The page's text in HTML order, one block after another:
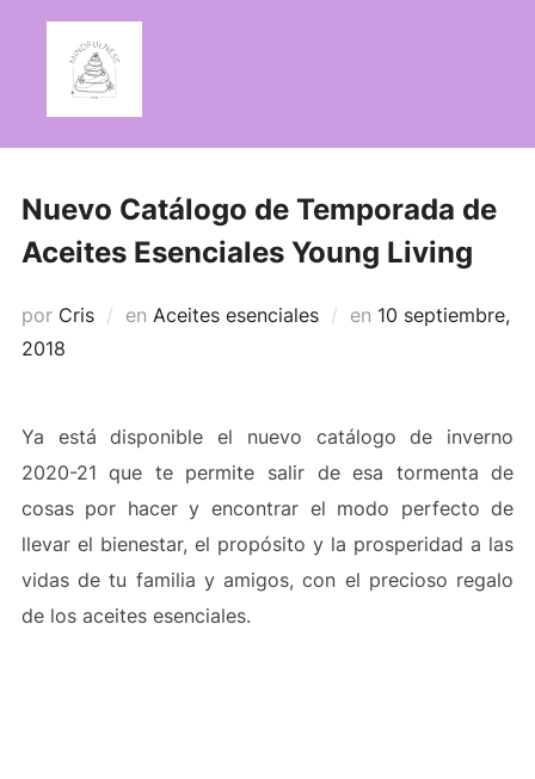
Saltar
contenido
Nuevo Catálogo de Temporada de
Aceites Esenciales Young Living
por Cris en Aceites esenciales en Publicado
10 septiembre,
2018
Ya está disponible el nuevo catálogo de inverno
2020-21 que te permite salir de esa tormenta de
cosas por hacer y encontrar el modo perfecto de
llevar el bienestar, el propósito y la prosperidad a las
vidas de tu familia y amigos, con el precioso regalo
de los aceites esenciales.